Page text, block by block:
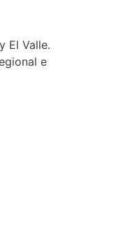
El Valle.
e